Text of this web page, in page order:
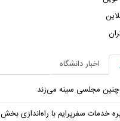
اخبار دانشگاه
چنین مجلسی سینه می‌زند
خدمات سفرپرایم با راه‌اندازی بخش تور